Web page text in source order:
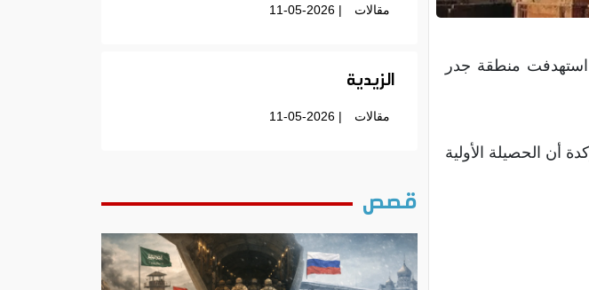
منطقة جدر
أن الحصيلة الأولية
مقالات | 11-05-2026
الزيدية
مقالات | 11-05-2026
قصص